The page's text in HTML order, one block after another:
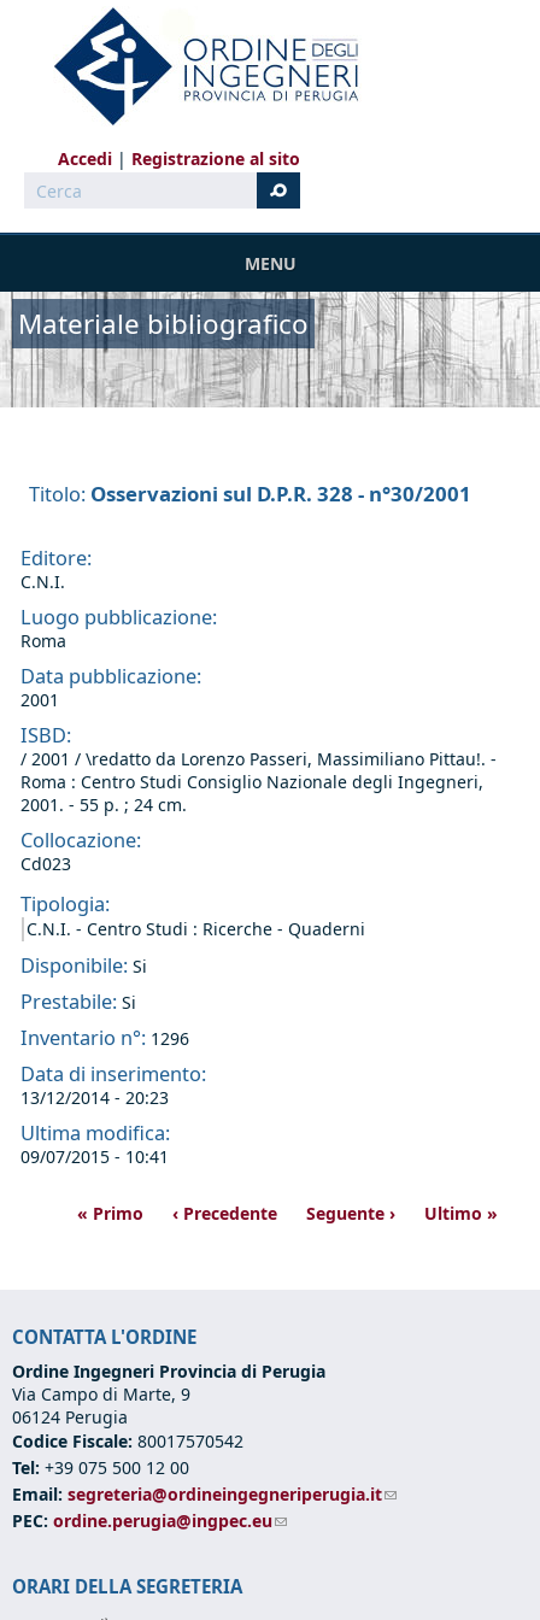
Salta al contenuto principale
Accedi
Registrazione al sito
Cerca
MENU
Materiale bibliografico
Titolo: Osservazioni sul D.P.R. 328 - n°30/2001
Editore:
C.N.I.
Luogo pubblicazione:
Roma
Data pubblicazione:
2001
ISBD:
/ 2001 / \redatto da Lorenzo Passeri, Massimiliano Pittau!. -
Roma : Centro Studi Consiglio Nazionale degli Ingegneri,
2001. - 55 p. ; 24 cm.
Collocazione:
Cd023
Tipologia:
C.N.I. - Centro Studi : Ricerche - Quaderni
Disponibile: Si
Prestabile: Si
Inventario n°: 1296
Data di inserimento:
13/12/2014 - 20:23
Ultima modifica:
09/07/2015 - 10:41
« Primo ‹ Precedente Seguente › Ultimo »
CONTATTA L'ORDINE
Ordine Ingegneri Provincia di Perugia
Via Campo di Marte, 9
06124 Perugia
Codice Fiscale: 80017570542
Tel: +39 075 500 12 00
Email: segreteria@ordineingegneriperugia.it(link sends e-mail)
PEC: ordine.perugia@ingpec.eu(link sends e-mail)
ORARI DELLA SEGRETERIA